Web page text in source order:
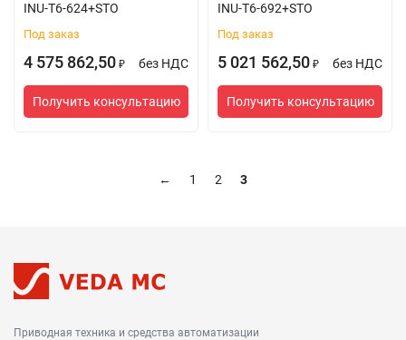
INU-T6-624+STO
Под заказ
4 575 862,50 ₽ без НДС
Получить консультацию
INU-T6-692+STO
Под заказ
5 021 562,50 ₽ без НДС
Получить консультацию
← 1 2 3
Приводная техника и средства автоматизации